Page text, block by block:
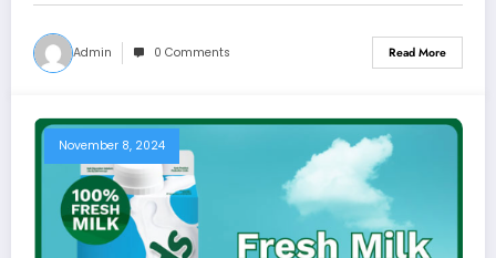
Admin 0 Comments Read More
November 8, 2024